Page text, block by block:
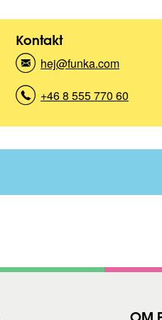
Kontakt
hej@funka.com
o
t
k
+46 8 555 770 60
o
t